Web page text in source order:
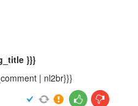
}}}
| nl2br}}}